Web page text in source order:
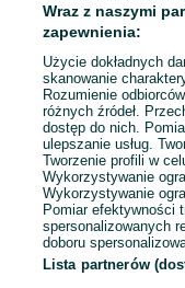
Wraz z naszymi
zapewnienia:
Użycie dokładnych
skanowanie
Rozumienie
różnych źródeł.
dostęp do nich.
ulepszanie usług.
Tworzenie profili w
Wykorzystywanie
Wykorzystywanie
Pomiar efektywności
spersonalizowanych
doboru
Lista partnerów